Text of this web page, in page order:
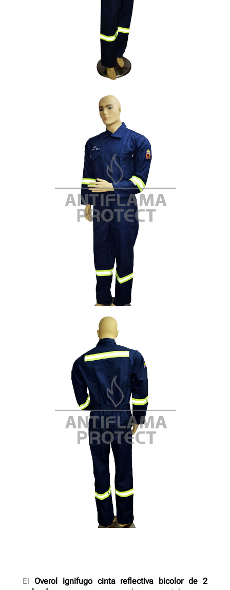
El Overol ignifugo cinta reflectiva bicolor de 2